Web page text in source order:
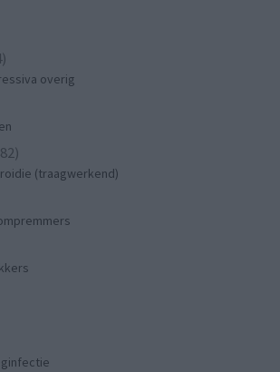
overig
(traagwerkend)